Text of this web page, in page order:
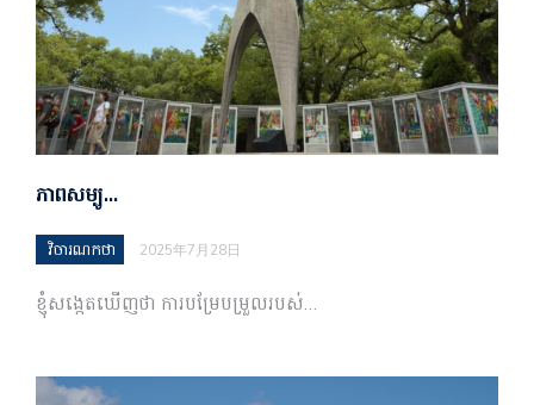
ភាពសម្បូ…
វិចារណកថា 2025年7月28日
ខ្ញុំសង្កេតឃើញថា ការបម្រែបម្រួលរបស់…